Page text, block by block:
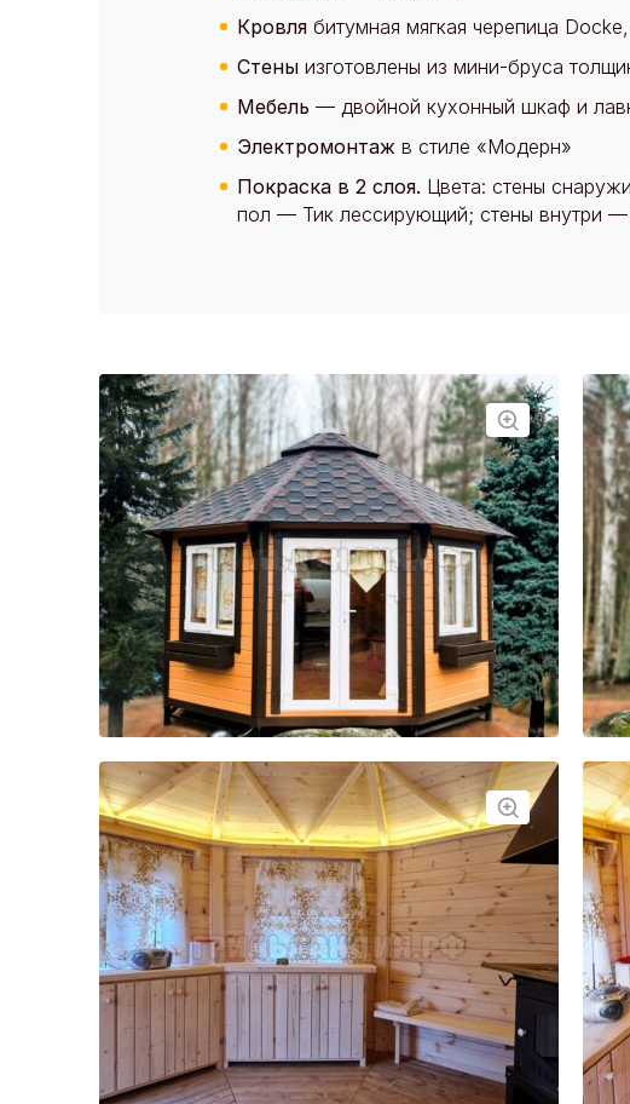
Кровля битумная мягкая черепица
Стены изготовлены из мини-бруса
Мебель — двойной кухонный шкаф и
Электромонтаж в стиле «Модерн»
Покраска в 2 слоя. Цвета: стены
пол — Тик лессирующий; стены внутри —